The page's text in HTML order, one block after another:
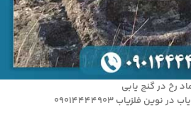
رخ در گنج یابی
فلزیاب 09014444903